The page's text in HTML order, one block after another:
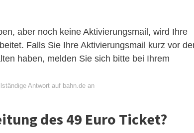
aber noch keine Aktivierungsmail, wird Ihre
Falls Sie Ihre Aktivierungsmail kurz vor
haben, melden Sie sich bitte bei Ihrem
Antwort auf bahn.de an
des 49 Euro Ticket?